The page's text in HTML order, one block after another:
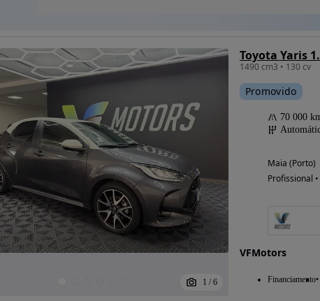
1 / 6
Toyota Yaris
1490 cm3 • 130 cv
Promovido
70 000
Maia (Porto)
Profissional
VFMotors
Financiamento